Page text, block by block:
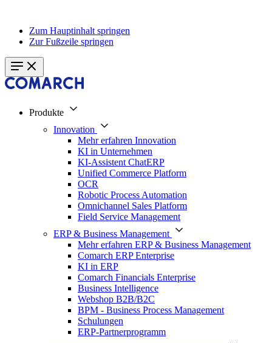
Zum Hauptinhalt springen
Zur Fußzeile springen
Produkte
Innovation
Mehr erfahren Innovation
KI in Unternehmen
KI-Assistent ChatERP
Unified Commerce Platform
OCR
Robotic Process Automation
Omnichannel Sales Platform
Field Service Management
ERP & Business Management
Mehr erfahren ERP & Business Management
Comarch ERP Enterprise
KI in ERP
Comarch Financials Enterprise
Business Intelligence
Webshop B2B/B2C
BPM - Business Process Management
Schulungen
ERP-Partnerprogramm